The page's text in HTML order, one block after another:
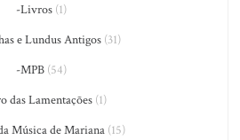
-Livros(1)
e Lundus Antigos (31)
-MPB(54)
das Lamentações (1)
Música de Mariana(15)